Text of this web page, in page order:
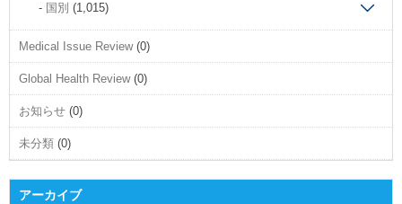
国別 (1,015)
Medical Issue Review(0)
Global Health Review(0)
お知らせ (0)
未分類 (0)
アーカイブ